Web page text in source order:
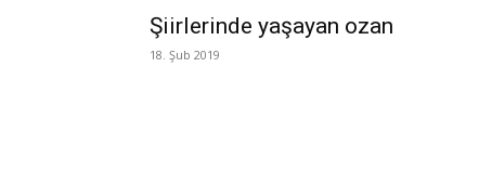
Şiirlerinde yaşayan ozan
18. Şub 2019